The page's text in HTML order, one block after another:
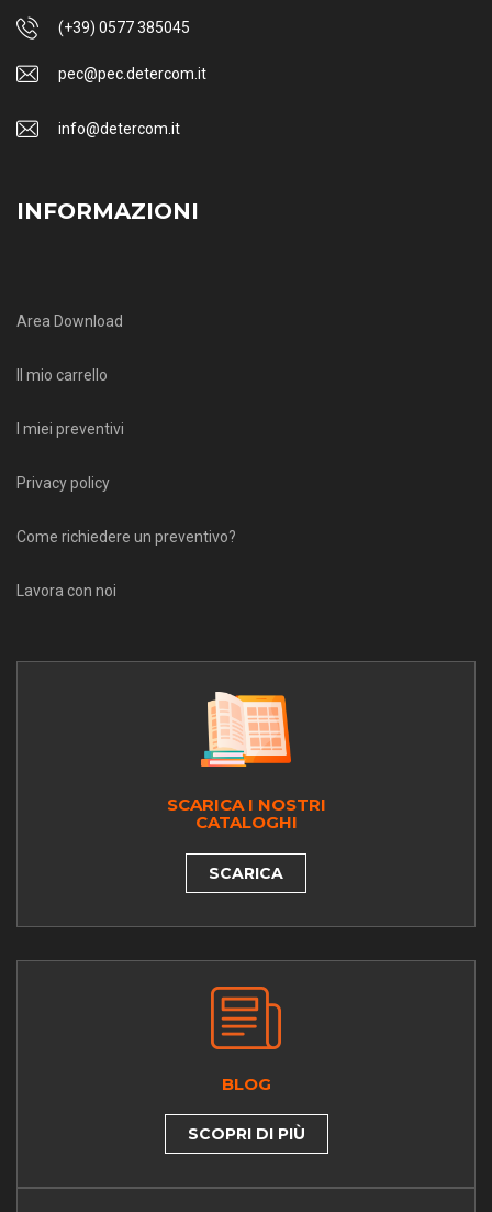
(+39) 0577 385045
pec@pec.detercom.it
info@detercom.it
INFORMAZIONI
Area Download
Il mio carrello
I miei preventivi
Privacy policy
Come richiedere un preventivo?
Lavora con noi
SCARICA I NOSTRI
CATALOGHI
SCARICA
BLOG
SCOPRI DI PIÙ